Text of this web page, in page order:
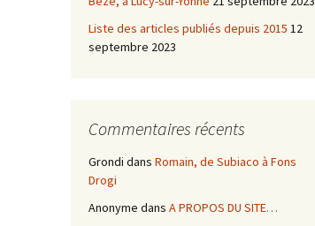
Liste des articles publiés depuis 2015 12
septembre 2023
Commentaires récents
Grondi dans Romain, de Subiaco à Fons
Drogi
Anonyme dans A PROPOS DU SITE…